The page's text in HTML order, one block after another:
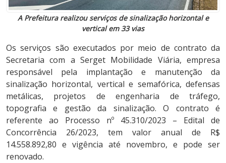
A Prefeitura realizou serviços de sinalização horizontal e
vertical em 33 vias
Os serviços são executados por meio de contrato da
Secretaria com a Serget Mobilidade Viária, empresa
responsável pela implantação e manutenção da
sinalização horizontal, vertical e semafórica, defensas
metálicas, projetos de engenharia de tráfego,
topografia e gestão da sinalização. O contrato é
referente ao Processo nº 45.310/2023 – Edital de
Concorrência 26/2023, tem valor anual de R$
14.558.892,80 e vigência até novembro, e pode ser
renovado.